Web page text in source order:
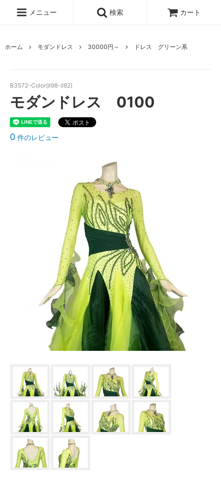
メニュー 検索 カート
ホーム モダンドレス 30000円～ ドレス グリーン系
B3572-Color(♯98-♯82)
モダンドレス 0100
0 件のレビュー